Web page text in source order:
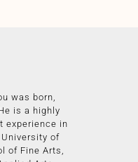
was born,
is a highly
experience in
of
of Fine Arts,